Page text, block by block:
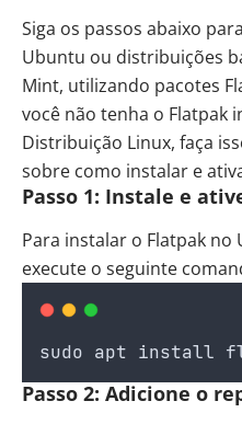
Siga os passos abaixo
Ubuntu ou distribuições
Mint, utilizando pacotes
você não tenha o Flatpak
Distribuição Linux, faça
sobre como instalar e
Passo 1: Instale e
Para instalar o Flatpak
execute o seguinte
sudo apt install
Passo 2: Adicione o